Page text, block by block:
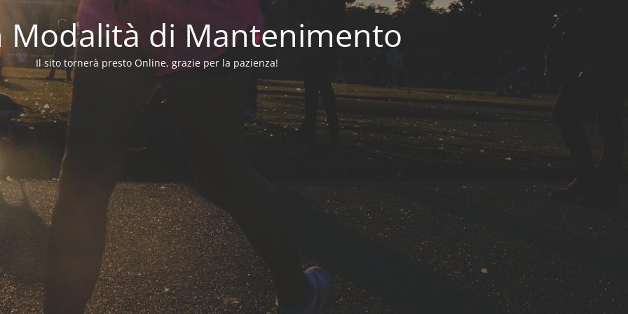
Modalità di Mantenimento
Il sito tornerà presto Online, grazie per la pazienza!